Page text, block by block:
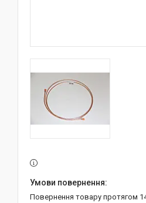
повернення товару протягом